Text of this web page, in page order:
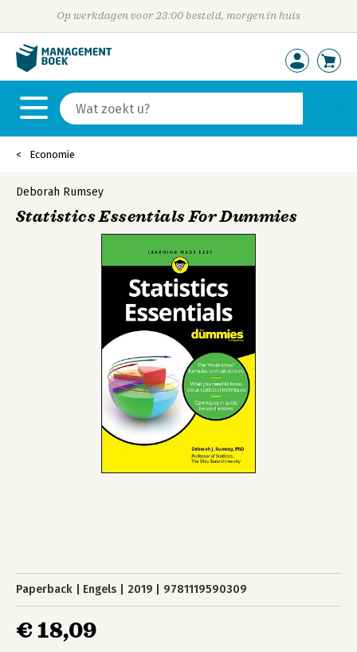
Op werkdagen voor 23:00 besteld, morgen in huis
Economie
Deborah Rumsey
Statistics Essentials For Dummies
Paperback Engels 2019 9781119590309
€ 18,09